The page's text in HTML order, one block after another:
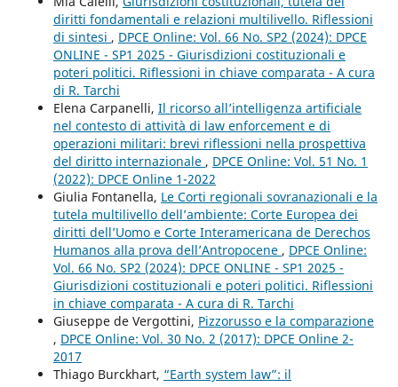
diritti fondamentali e relazioni multilivello. Riflessioni
di sintesi , DPCE Online: Vol. 66 No. SP2 (2024): DPCE
ONLINE - SP1 2025 - Giurisdizioni costituzionali e
poteri politici. Riflessioni in chiave comparata - A cura
di R. Tarchi
Elena Carpanelli, Il ricorso all’intelligenza artificiale
nel contesto di attività di law enforcement e di
operazioni militari: brevi riflessioni nella prospettiva
del diritto internazionale , DPCE Online: Vol. 51 No. 1
(2022): DPCE Online 1-2022
Giulia Fontanella, Le Corti regionali sovranazionali e la
tutela multilivello dell’ambiente: Corte Europea dei
diritti dell’Uomo e Corte Interamericana de Derechos
Humanos alla prova dell’Antropocene , DPCE Online:
Vol. 66 No. SP2 (2024): DPCE ONLINE - SP1 2025 -
Giurisdizioni costituzionali e poteri politici. Riflessioni
in chiave comparata - A cura di R. Tarchi
Giuseppe de Vergottini, Pizzorusso e la comparazione
, DPCE Online: Vol. 30 No. 2 (2017): DPCE Online 2-
2017
Thiago Burckhart, “Earth system law”: il